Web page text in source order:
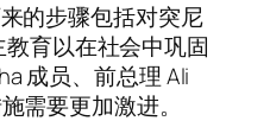
的步骤包括对突尼
育以在社会中巩固
成员、前总理 Ali
需要更加激进。